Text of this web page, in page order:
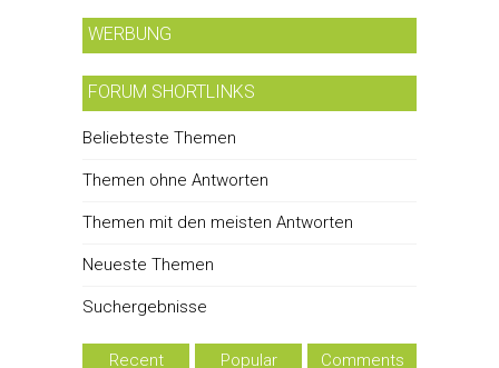
WERBUNG
FORUM SHORTLINKS
Beliebteste Themen
Themen ohne Antworten
Themen mit den meisten Antworten
Neueste Themen
Suchergebnisse
Recent Popular Comments